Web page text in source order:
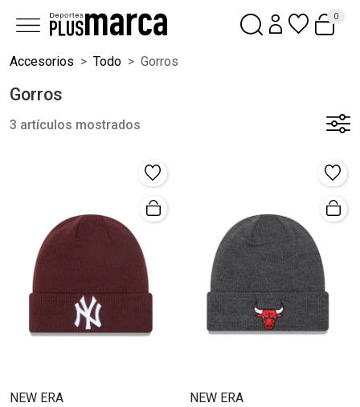
0
Accesorios Todo Gorros
Gorros
3 artículos mostrados
NEW ERA NEW ERA